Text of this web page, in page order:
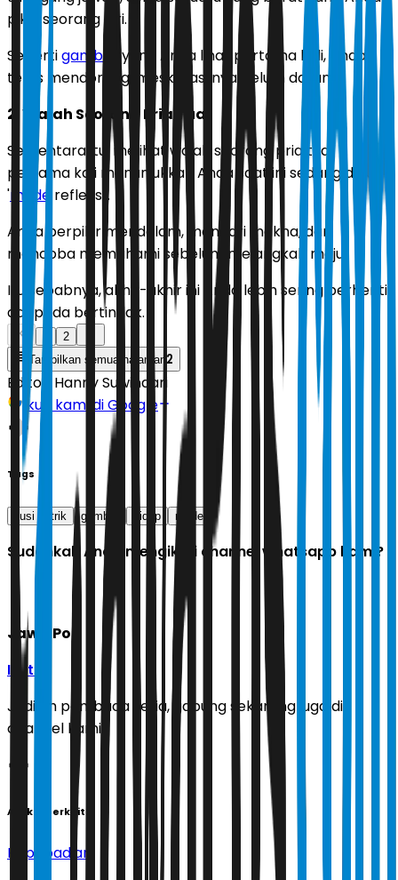
pikul seorang diri.
Sepertigambar
yang Anda lihat pertama kali, Anda
terus mendorong, meski hasilnya belum datang.
2. Wajah Seorang Pria Tua
Sementara itu, melihat wajah seorang pria tua
pertama kali menunjukkan Anda saat ini sedang dalam
'mode refleksi'.
Anda berpikir mendalam, mencari makna, dan
mencoba memahami sebelum melangkah maju.
Itu sebabnya, akhir-akhir ini Anda lebih sering berhenti
daripada bertindak.
2
Tampilkan semua halaman 2
Editor: Hanny Suwindari
Ikuti kami di Google
Tags
ilusi optrik gambar hidup mode
Sudahkah Anda mengikuti channel whatsapp kami?
Jawa Pos
Ikuti
Jadilah pembaca setia, gabung sekarang juga di
channel kami!
Artikel Terkait
Kepribadian